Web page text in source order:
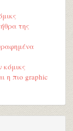
της
κόμικς
η πιο graphic